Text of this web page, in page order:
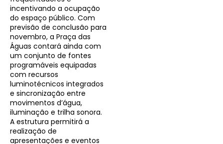
incentivando a ocupação
do espaço público. Com
previsão de conclusão para
novembro, a Praça das
Águas contará ainda com
um conjunto de fontes
programáveis equipadas
com recursos
luminotécnicos integrados
e sincronização entre
movimentos d’água,
iluminação e trilha sonora.
A estrutura permitirá a
realização de
apresentações e eventos